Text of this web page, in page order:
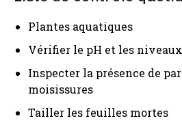
Plantes aquatiques
Vérifier le pH et les
Inspecter la présence de
moisissures
Tailler les feuilles mortes